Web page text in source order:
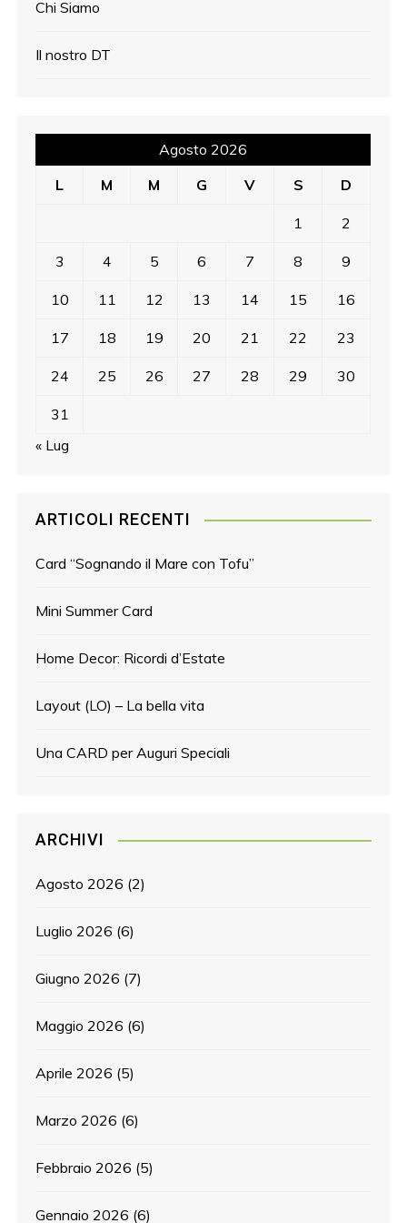
Chi Siamo
Il nostro DT
Agosto 2026
L
M M G V S D
1 2
3 4 5 6 7 8 9
10 11 12 13 14 15 16
17 18 19 20 21 22 23
24 25 26 27 28 29 30
31
« Lug
ARTICOLI RECENTI
Card “Sognando il Mare con Tofu”
Mini Summer Card
Home Decor: Ricordi d’Estate
Layout (LO) – La bella vita
Una CARD per Auguri Speciali
ARCHIVI
Agosto 2026 (2)
Luglio 2026 (6)
Giugno 2026 (7)
Maggio 2026 (6)
Aprile 2026 (5)
Marzo 2026 (6)
Febbraio 2026 (5)
Gennaio 2026 (6)